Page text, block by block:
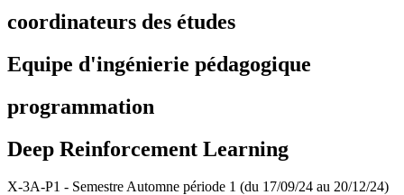
coordinateurs des études
Equipe d'ingénierie pédagogique
programmation
Deep Reinforcement Learning
X-3A-P1 - Semestre Automne période 1 (du 17/09/24 au 20/12/24)